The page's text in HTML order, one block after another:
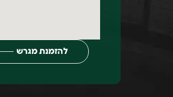
להזמנת מגרש